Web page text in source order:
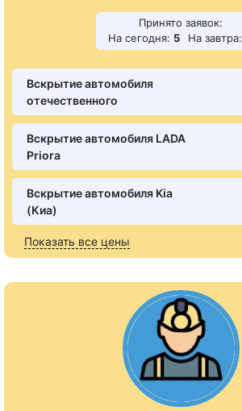
Принято заявок:
На сегодня: 5 На завтра:
Вскрытие автомобиля
отечественного
Вскрытие автомобиля LADA
Priora
Вскрытие автомобиля Kia
(Киа)
Показать все цены